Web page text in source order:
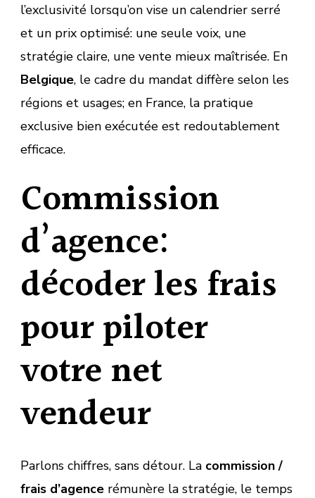
l’exclusivité lorsqu’on vise un calendrier serré
et un prix optimisé: une seule voix, une
stratégie claire, une vente mieux maîtrisée. En
Belgique, le cadre du mandat diffère selon les
régions et usages; en France, la pratique
exclusive bien exécutée est redoutablement
efficace.
Commission
d’agence:
décoder les frais
pour piloter
votre net
vendeur
Parlons chiffres, sans détour. La commission /
frais d’agence rémunère la stratégie, le temps